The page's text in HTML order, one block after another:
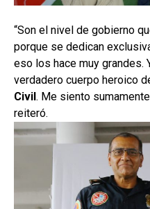
“Son el nivel de gobierno
porque se dedican
eso los hace muy grandes.
verdadero cuerpo heroico
Civil . Me siento
reiteró.